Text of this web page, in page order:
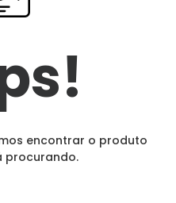
encontrar o produto
procurando.